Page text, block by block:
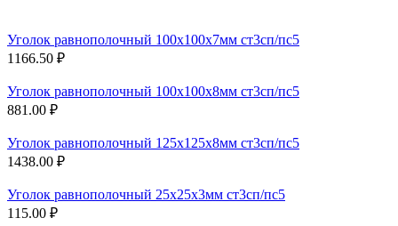
Уголок равнополочный 100х100х7мм ст3сп/пс5
1166.50 ₽
Уголок равнополочный 100х100х8мм ст3сп/пс5
881.00 ₽
Уголок равнополочный 125х125х8мм ст3сп/пс5
1438.00 ₽
Уголок равнополочный 25х25х3мм ст3сп/пс5
115.00 ₽